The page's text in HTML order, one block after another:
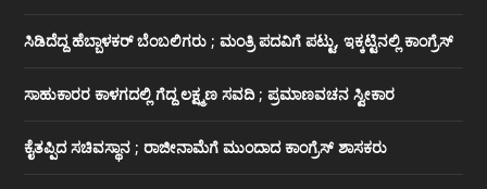
ಸಿಡಿದೆದ್ದ ಹೆಬ್ಬಾಳಕರ್ ಬೆಂಬಲಿಗರು ; ಮಂತ್ರಿ ಪದವಿಗೆ ‌ಪಟ್ಟು, ಇಕ್ಕಟ್ಟಿನಲ್ಲಿ ಕಾಂಗ್ರೆಸ್
ಸಾಹುಕಾರರ ಕಾಳಗದಲ್ಲಿ ಗೆದ್ದ ಲಕ್ಷ್ಮಣ ಸವದಿ ; ಪ್ರಮಾಣವಚನ ಸ್ವೀಕಾರ
ಕೈತಪ್ಪಿದ ಸಚಿವಸ್ಥಾನ ; ರಾಜೀನಾಮೆಗೆ ಮುಂದಾದ ಕಾಂಗ್ರೆಸ್ ‌ಶಾಸಕರು